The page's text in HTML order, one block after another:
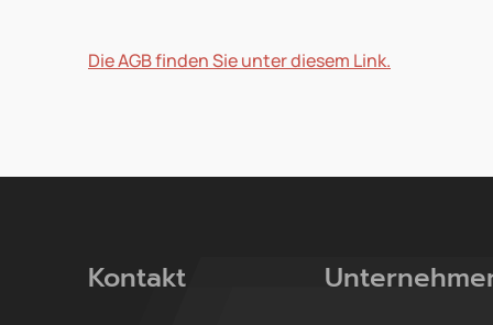
Die AGB finden Sie unter diesem Link.
Kontakt